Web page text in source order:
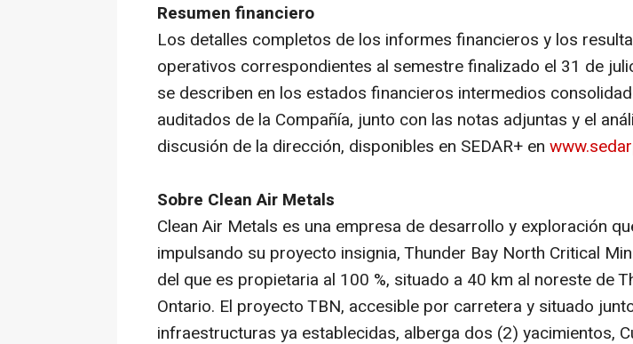
Resumen financiero
Los detalles completos de los informes financieros y los
operativos correspondientes al semestre finalizado el 31 de
se describen en los estados financieros intermedios
auditados de la Compañía, junto con las notas adjuntas y el
discusión de la dirección, disponibles en SEDAR+ en
Sobre Clean Air Metals
Clean Air Metals es una empresa de desarrollo y exploración
impulsando su proyecto insignia, Thunder Bay North Critical
del que es propietaria al 100 %, situado a 40 km al noreste de
Ontario. El proyecto TBN, accesible por carretera y situado
infraestructuras ya establecidas, alberga dos (2) yacimientos,